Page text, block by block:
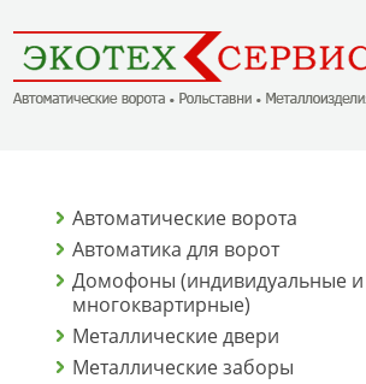
Автоматические ворота
Автоматика для ворот
Домофоны (индивидуальные и
многоквартирные)
Металлические двери
Металлические заборы